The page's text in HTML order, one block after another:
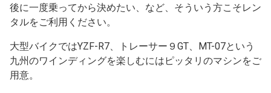
後に一度乗ってから決めたい、など、そういう方こそレン
タルをご利用ください。
大型バイクではYZF-R7、トレーサー９GT、MT-07という
九州のワインディングを楽しむにはピッタリのマシンをご
用意。